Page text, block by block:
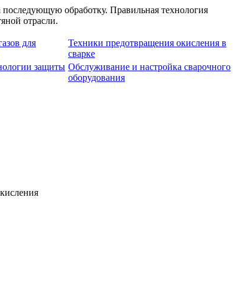
обработку. Правильная технология
отрасли.
для
Техники предотвращения окисления в
сварке
защиты Обслуживание и настройка сварочного
оборудования